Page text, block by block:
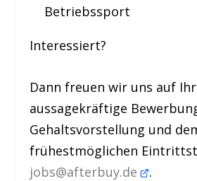
Betriebssport
Interessiert?
Dann freuen wir uns auf
aussagekräftige
Gehaltsvorstellung und
frühestmöglichen
jobs@afterbuy.de
.